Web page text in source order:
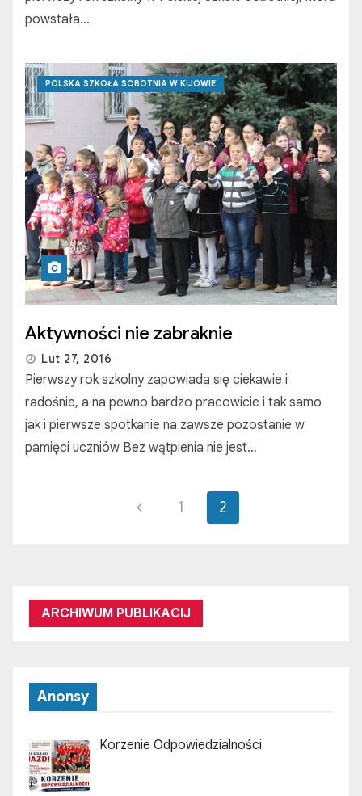
powstała…
POLSKA SZKOŁA SOBOTNIA W KIJOWIE
Aktywności nie zabraknie
Lut 27, 2016
Pierwszy rok szkolny zapowiada się ciekawie i
radośnie, a na pewno bardzo pracowicie i tak samo
jak i pierwsze spotkanie na zawsze pozostanie w
pamięci uczniów Bez wątpienia nie jest…
o
o
1 2
ARCHIWUM PUBLIKACIJ
Anonsy
Korzenie Odpowiedzialności